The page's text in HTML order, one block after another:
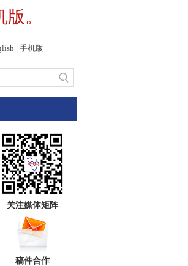
。
手机版
关注媒体矩阵
稿件合作